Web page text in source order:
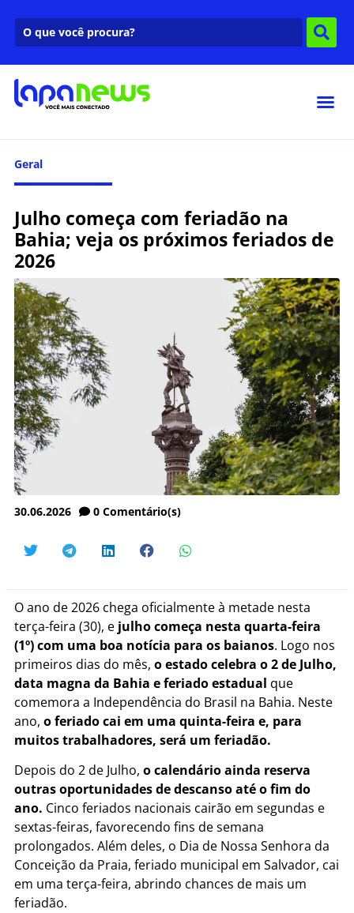
Geral
Julho começa com feriadão na
Bahia; veja os próximos feriados de
2026
30.06.2026 0 Comentário(s)
O ano de 2026 chega oficialmente à metade nesta
terça-feira (30), e julho começa nesta quarta-feira
(1º) com uma boa notícia para os baianos. Logo nos
primeiros dias do mês, o estado celebra o 2 de Julho,
data magna da Bahia e feriado estadual que
comemora a Independência do Brasil na Bahia. Neste
ano, o feriado cai em uma quinta-feira e, para
muitos trabalhadores, será um feriadão.
Depois do 2 de Julho, o calendário ainda reserva
outras oportunidades de descanso até o fim do
ano. Cinco feriados nacionais cairão em segundas e
sextas-feiras, favorecendo fins de semana
prolongados. Além deles, o Dia de Nossa Senhora da
Conceição da Praia, feriado municipal em Salvador, cai
em uma terça-feira, abrindo chances de mais um
feriadão.